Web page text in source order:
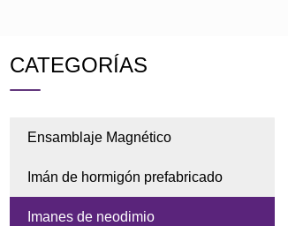
CATEGORÍAS
Ensamblaje Magnético
Imán de hormigón prefabricado
Imanes de neodimio